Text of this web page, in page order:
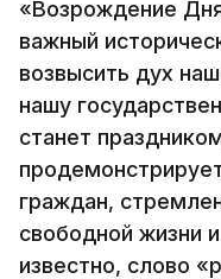
«Возрождение
важный
возвысить дух
нашу
станет
граждан,
свободной жизни
известно, слово